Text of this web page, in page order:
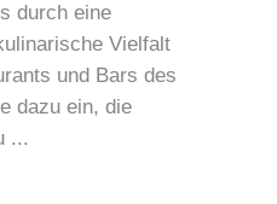
durch eine
Vielfalt
und Bars des
dazu ein, die